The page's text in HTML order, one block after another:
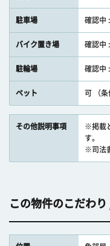
駐車場 確認中
バイク置き場 確認中
駐輪場 確認中
ペット 可 （条
その他説明事項
※掲載
す。
※司法
この物件のこだわ